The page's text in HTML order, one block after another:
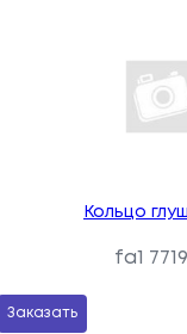
Кольцо
fa1
Заказать